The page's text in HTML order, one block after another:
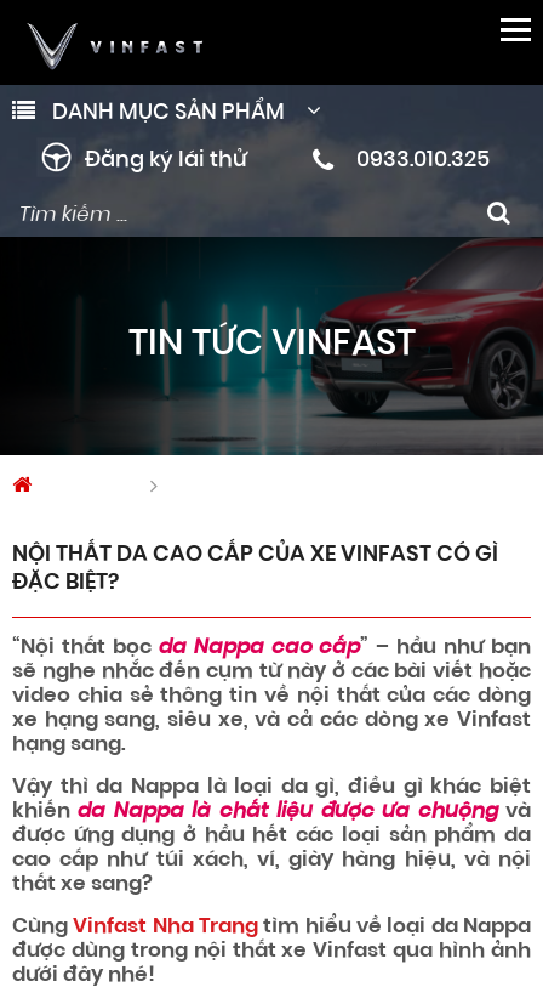
DANH MỤC SẢN PHẨM
Đăng ký lái thử 0933.010.325
TIN TỨC VINFAST
NỘI THẤT DA CAO CẤP CỦA XE VINFAST CÓ GÌ
ĐẶC BIỆT?
“Nội thất bọc da Nappa cao cấp” – hầu như bạn
sẽ nghe nhắc đến cụm từ này ở các bài viết hoặc
video chia sẻ thông tin về nội thất của các dòng
xe hạng sang, siêu xe, và cả các dòng xe Vinfast
hạng sang.
Vậy thì da Nappa là loại da gì, điều gì khác biệt
khiếnda Nappa là chất liệu được ưa chuộngvà
được ứng dụng ở hầu hết các loại sản phẩm da
cao cấp như túi xách, ví, giày hàng hiệu, và nội
thất xe sang?
CùngVinfast Nha Trang tìm hiểu về loại da Nappa
được dùng trong nội thất xe Vinfast qua hình ảnh
dưới đây nhé!